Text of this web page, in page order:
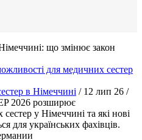
для медичних сестер
в Німеччині / 12 лип 26 /
2026 розширює
у Німеччині та які нові
для українських фахівців.